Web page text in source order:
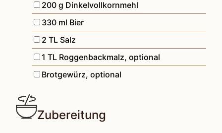
▢
200 g Dinkelvollkornmehl
▢
330 ml Bier
▢
2 TL Salz
▢
1 TL Roggenbackmalz,optional
▢
Brotgewürz,optional
Zubereitung